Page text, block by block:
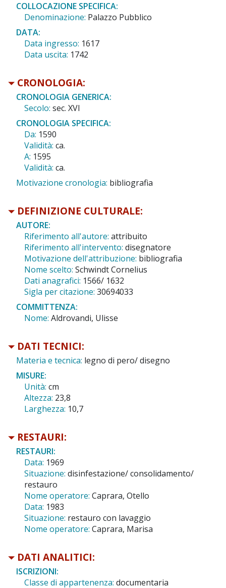
COLLOCAZIONE SPECIFICA:
Denominazione: Palazzo Pubblico
DATA:
Data ingresso: 1617
Data uscita: 1742
CRONOLOGIA:
CRONOLOGIA GENERICA:
Secolo: sec. XVI
CRONOLOGIA SPECIFICA:
Da: 1590
Validità: ca.
A: 1595
Validità: ca.
Motivazione cronologia: bibliografia
DEFINIZIONE CULTURALE:
AUTORE:
Riferimento all'autore: attribuito
Riferimento all'intervento: disegnatore
Motivazione dell'attribuzione: bibliografia
Nome scelto: Schwindt Cornelius
Dati anagrafici: 1566/ 1632
Sigla per citazione: 30694033
COMMITTENZA:
Nome: Aldrovandi, Ulisse
DATI TECNICI:
Materia e tecnica: legno di pero/ disegno
MISURE:
Unità: cm
Altezza: 23,8
Larghezza: 10,7
RESTAURI:
RESTAURI:
Data: 1969
Situazione: disinfestazione/ consolidamento/
restauro
Nome operatore: Caprara, Otello
Data: 1983
Situazione: restauro con lavaggio
Nome operatore: Caprara, Marisa
DATI ANALITICI:
ISCRIZIONI:
Classe di appartenenza: documentaria